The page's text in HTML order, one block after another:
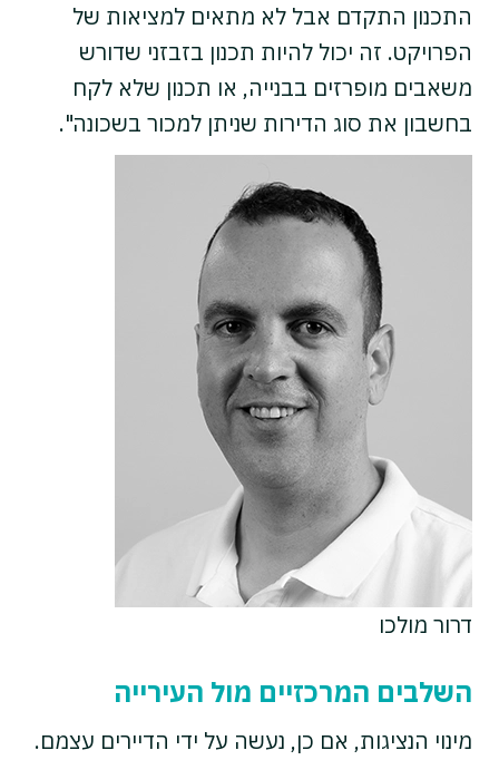
התכנון התקדם אבל לא מתאים למציאות של
הפרויקט. זה יכול להיות תכנון בזבזני שדורש
משאבים מופרזים בבנייה, או תכנון שלא לקח
בחשבון את סוג הדירות שניתן למכור בשכונה".
דרור מולכו
השלבים המרכזיים מול העירייה
מינוי הנציגות, אם כן, נעשה על ידי הדיירים עצמם.